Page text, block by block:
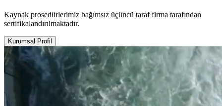
Kaynak prosedürlerimiz bağımsız üçüncü taraf firma tarafından
sertifikalandırılmaktadır.
Kurumsal Profil